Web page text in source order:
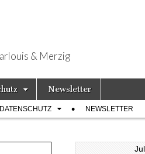
& Merzig
Newsletter
NEWSLETTER